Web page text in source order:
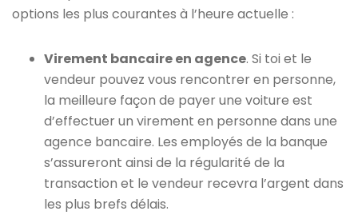
options les plus courantes à l’heure actuelle :
Virement bancaire en agence. Si toi et le
vendeur pouvez vous rencontrer en personne,
la meilleure façon de payer une voiture est
d’effectuer un virement en personne dans une
agence bancaire. Les employés de la banque
s’assureront ainsi de la régularité de la
transaction et le vendeur recevra l’argent dans
les plus brefs délais.